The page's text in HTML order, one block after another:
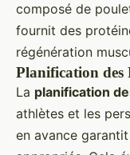
composé de
fournit des
régénération
Planification des
La planification
athlètes et les
en avance